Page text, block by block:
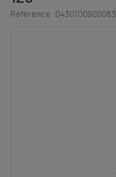
Référence :0430100900083